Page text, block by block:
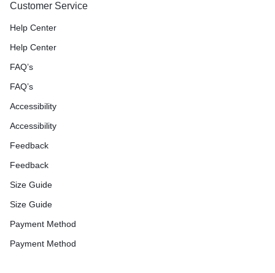
Customer Service
Help Center
Help Center
FAQ’s
FAQ’s
Accessibility
Accessibility
Feedback
Feedback
Size Guide
Size Guide
Payment Method
Payment Method